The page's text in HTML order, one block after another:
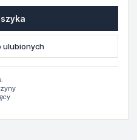
ulubionych